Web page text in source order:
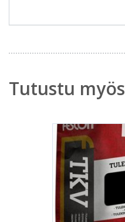
Tutustu myös